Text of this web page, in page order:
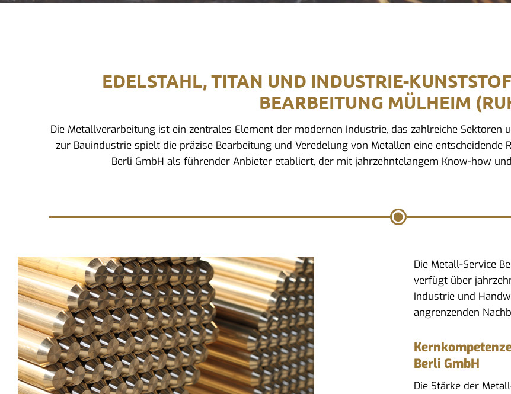
EDELSTAHL, TITAN UND INDUSTRIE-
BEARBEITUNG MÜLHEIM
Die Metallverarbeitung ist ein zentrales Element der modernen Industrie, das zahlreiche
zur Bauindustrie spielt die präzise Bearbeitung und Veredelung von Metallen eine entscheidende
Berli GmbH als führender Anbieter etabliert, der mit jahrzehntelangem Know-how
Die Metall-Service
verfügt über
Industrie und
angrenzenden
Berli GmbH
Die Stärke der